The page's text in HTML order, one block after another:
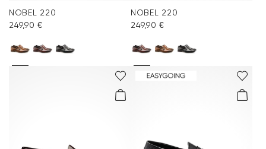
NOBEL 220
249,90 €
NOBEL 220
249,90 €